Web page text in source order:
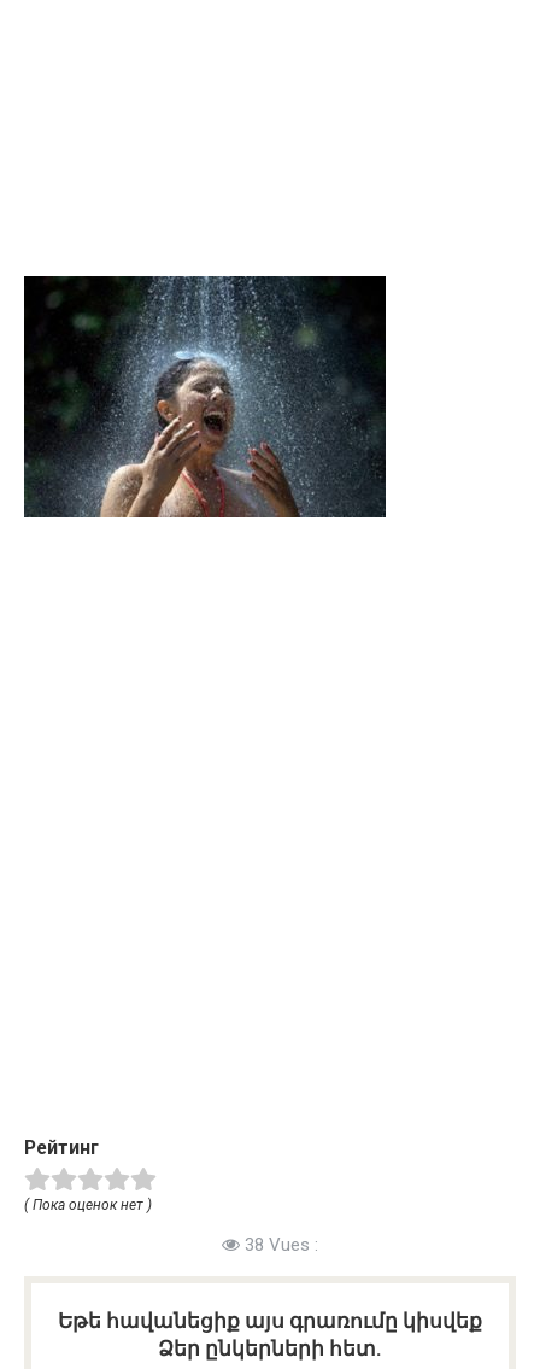
Рейтинг
( Пока оценок нет )
38 Vues :
Եթե հավանեցիք այս գրառումը կիսվեք
Ձեր ընկերների հետ.